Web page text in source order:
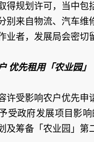
得规划许可，当中
别来自物流、汽车
业者，发展局会密切
优先租用「农业园」
许受影响农户优先
受政府发展项目影
及筹备「农业园」第